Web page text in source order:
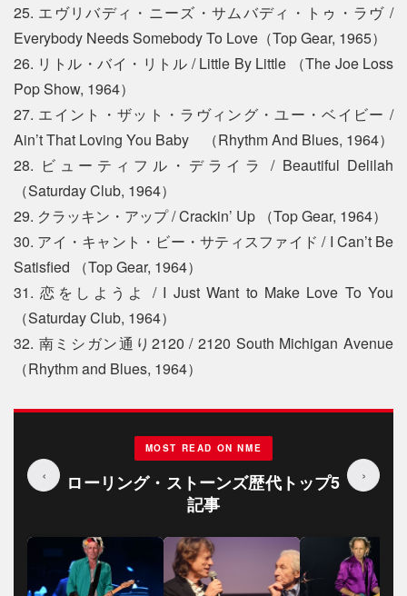
25. エヴリバディ・ニーズ・サムバディ・トゥ・ラヴ /
Everybody Needs Somebody To Love（Top Gear, 1965）
26. リトル・バイ・リトル / Little By Little （The Joe Loss
Pop Show, 1964）
27. エイント・ザット・ラヴィング・ユー・ベイビー /
Ain’t That Loving You Baby （Rhythm And Blues, 1964）
28. ビューティフル・デライラ / Beautiful Delilah
（Saturday Club, 1964）
29. クラッキン・アップ / Crackin’ Up （Top Gear, 1964）
30. アイ・キャント・ビー・サティスファイド / I Can’t Be
Satisfied （Top Gear, 1964）
31. 恋をしようよ / I Just Want to Make Love To You
（Saturday Club, 1964）
32. 南ミシガン通り2120 / 2120 South Michigan Avenue
（Rhythm and Blues, 1964）
‹
MOST READ ON NME
ローリング・ストーンズ歴代トップ5
記事
›